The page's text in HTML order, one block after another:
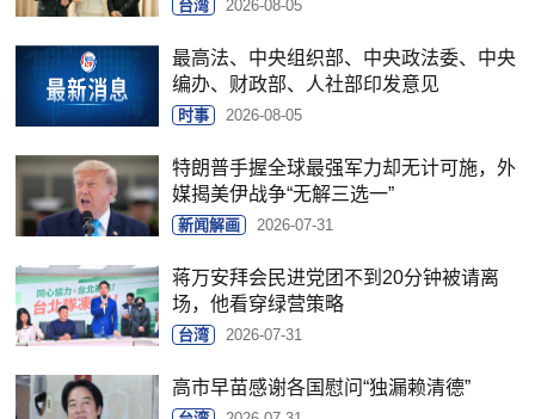
台湾 2026-08-05
最高法、中央组织部、中央政法委、中央
编办、财政部、人社部印发意见
时事 2026-08-05
特朗普手握全球最强军力却无计可施，外
媒揭美伊战争“无解三选一”
新闻解画 2026-07-31
蒋万安拜会民进党团不到20分钟被请离
场，他看穿绿营策略
台湾 2026-07-31
高市早苗感谢各国慰问“独漏赖清德”